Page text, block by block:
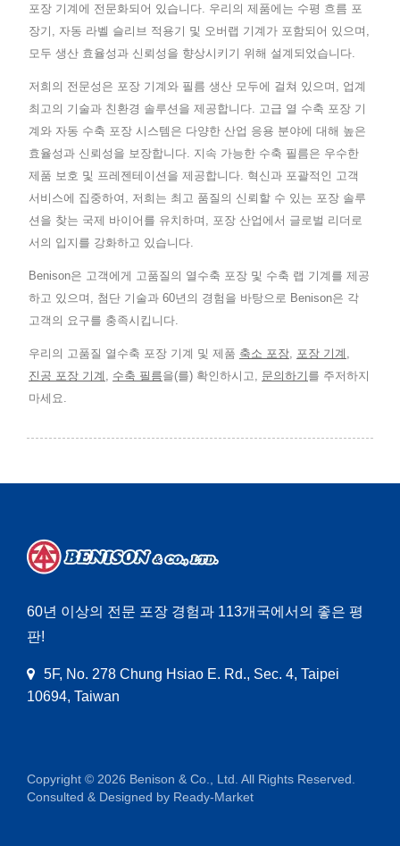
포장 기계에 전문화되어 있습니다. 우리의 제품에는 수평 흐름 포
장기, 자동 라벨 슬리브 적용기 및 오버랩 기계가 포함되어 있으며,
모두 생산 효율성과 신뢰성을 향상시키기 위해 설계되었습니다.
저희의 전문성은 포장 기계와 필름 생산 모두에 걸쳐 있으며, 업계
최고의 기술과 친환경 솔루션을 제공합니다. 고급 열 수축 포장 기
계와 자동 수축 포장 시스템은 다양한 산업 응용 분야에 대해 높은
효율성과 신뢰성을 보장합니다. 지속 가능한 수축 필름은 우수한
제품 보호 및 프레젠테이션을 제공합니다. 혁신과 포괄적인 고객
서비스에 집중하여, 저희는 최고 품질의 신뢰할 수 있는 포장 솔루
션을 찾는 국제 바이어를 유치하며, 포장 산업에서 글로벌 리더로
서의 입지를 강화하고 있습니다.
Benison은 고객에게 고품질의 열수축 포장 및 수축 랩 기계를 제공
하고 있으며, 첨단 기술과 60년의 경험을 바탕으로 Benison은 각
고객의 요구를 충족시킵니다.
우리의 고품질 열수축 포장 기계 및 제품 축소 포장 포장 기계
진공 포장 기계
수축 필름을(를) 확인하시고, 문의하기 를 주저하지
마세요.
60년 이상의 전문 포장 경험과 113개국에서의 좋은 평
판!
5F, No. 278 Chung Hsiao E. Rd., Sec. 4, Taipei
10694, Taiwan
Copyright © 2026 Benison & Co., Ltd. All Rights Reserved.
Consulted & Designed by Ready-Market